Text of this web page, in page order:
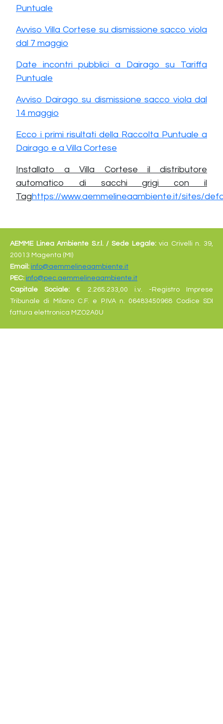
Puntuale
Avviso Villa Cortese su dismissione sacco viola
dal 7 maggio
Date incontri pubblici a Dairago su Tariffa
Puntuale
Avviso Dairago su dismissione sacco viola dal
14 maggio
Ecco i primi risultati della Raccolta Puntuale a
Dairago e a Villa Cortese
Installato a Villa Cortese il distributore
automatico di sacchi grigi con il
Taghttps://www.aemmelineaambiente.it/sites/
AEMME Linea Ambiente S.r.l. / Sede Legale:via Crivelli n. 39,
20013 Magenta (MI)
Email: info@aemmelineaambiente.it
PEC: info@pec.aemmelineaambiente.it
Capitale Sociale: €
2.265.233,00 i.v. -Registro Imprese
Tribunale di Milano C.F. e P.IVA n. 06483450968 Codice SDI
fattura elettronica MZO2A0U